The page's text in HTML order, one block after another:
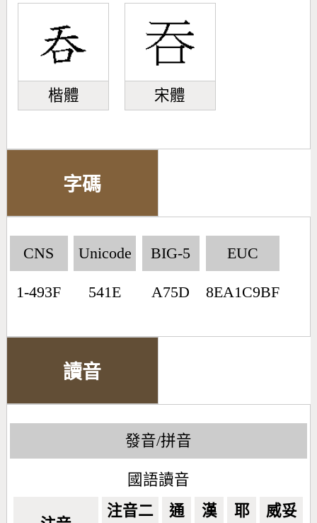
楷體 宋體
字碼
CNS
1-493F
Unicode
541E
BIG-5
A75D
EUC
8EA1C9BF
讀音
發音/拼音
國語讀音
注音二 通 漢 耶 威妥